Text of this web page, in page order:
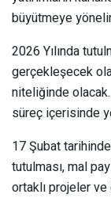
büyütmeye
2026 Yılında
gerçekleşecek
niteliğinde
süreç içerisinde
17 Şubat
tutulması, mal
ortaklı projeler